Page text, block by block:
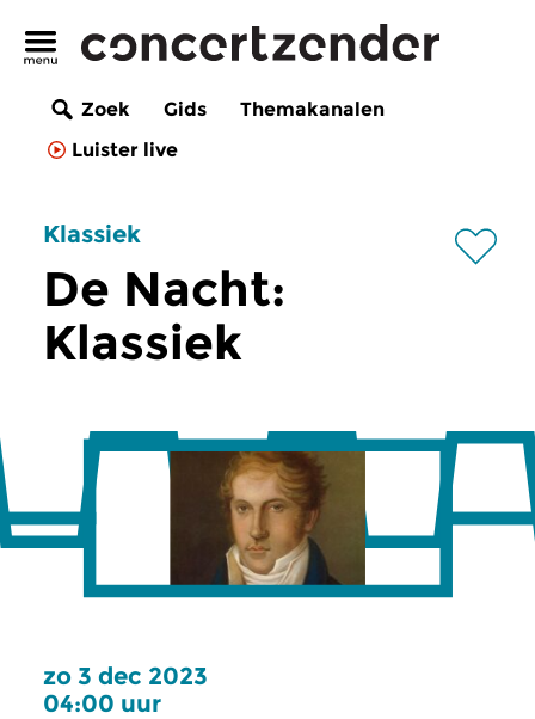
Zoek Gids
Themakanalen
Luister live
Klassiek
De Nacht:
Klassiek
zo 3 dec 2023
04:00 uur